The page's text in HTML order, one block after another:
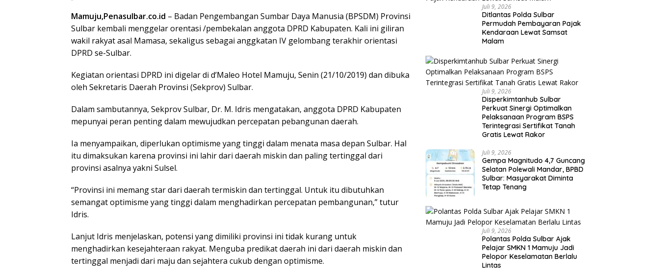
Mamuju,Penasulbar.co.id – Badan Pengembangan Sumbar Daya Manusia (BPSDM) Provinsi
Sulbar kembali menggelar orentasi /pembekalan anggota DPRD Kabupaten. Kali ini giliran
wakil rakyat asal Mamasa, sekaligus sebagai anggkatan IV gelombang terakhir orientasi
DPRD se-Sulbar.
Kegiatan orientasi DPRD ini digelar di d’Maleo Hotel Mamuju, Senin (21/10/2019) dan dibuka
oleh Sekretaris Daerah Provinsi (Sekprov) Sulbar.
Dalam sambutannya, Sekprov Sulbar, Dr. M. Idris mengatakan, anggota DPRD Kabupaten
mepunyai peran penting dalam mewujudkan percepatan pebangunan daerah.
Ia menyampaikan, diperlukan optimisme yang tinggi dalam menata masa depan Sulbar. Hal
itu dimaksukan karena provinsi ini lahir dari daerah miskin dan paling tertinggal dari
provinsi asalnya yakni Sulsel.
“Provinsi ini memang star dari daerah termiskin dan tertinggal. Untuk itu dibutuhkan
semangat optimisme yang tinggi dalam menghadirkan percepatan pembangunan,” tutur
Idris.
Lanjut Idris menjelaskan, potensi yang dimiliki provinsi ini tidak kurang untuk
menghadirkan kesejahteraan rakyat. Menguba predikat daerah ini dari daerah miskin dan
tertinggal menjadi dari maju dan sejahtera cukub dengan optimisme.
Juli 9, 2026
Ditlantas Polda Sulbar
Permudah Pembayaran Pajak
Kendaraan Lewat Samsat
Malam
Juli 9, 2026
Disperkimtanhub Sulbar
Perkuat Sinergi Optimalkan
Pelaksanaan Program BSPS
Terintegrasi Sertifikat Tanah
Gratis Lewat Rakor
Juli 9, 2026
Gempa Magnitudo 4,7 Guncang
Selatan Polewali Mandar, BPBD
Sulbar: Masyarakat Diminta
Tetap Tenang
Juli 9, 2026
Polantas Polda Sulbar Ajak
Pelajar SMKN 1 Mamuju Jadi
Pelopor Keselamatan Berlalu
Lintas